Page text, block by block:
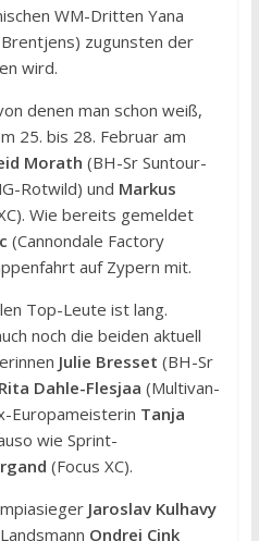
WM-Dritten Yana
zugunsten der
wird.
denen man schon weiß,
25. bis 28. Februar am
Morath (BH-Sr Suntour-
Rotwild) und Markus
Wie bereits gemeldet
(Cannondale Factory
auf Zypern mit.
Top-Leute ist lang.
noch die beiden aktuell
Julie Bresset (BH-Sr
Dahle-Flesjaa (Multivan-
Europameisterin Tanja
wie Sprint-
(Focus XC).
Jaroslav Kulhavy
Ondrej Cink